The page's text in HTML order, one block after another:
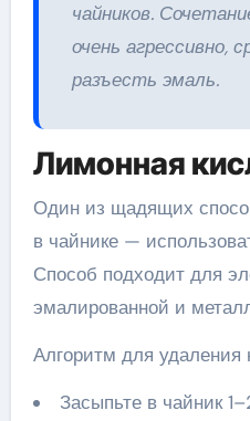
чайников.
очень агрессивно,
разъесть эмаль.
Лимонная
Один из щадящих
в чайнике —
Способ подходит для
эмалированной и
Алгоритм для удаления
Засыпьте в чайник